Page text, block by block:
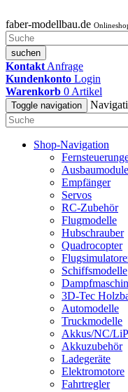
faber-modellbau.de
suchen
Kontakt Anfrage
Kundenkonto Login
Warenkorb 0 Artikel
Toggle navigation
Shop-Navigation
Ausbaumodule
Empfänger
Servos
RC-Zubehör
Flugmodelle
Hubschrauber
Quadrocopter
Schiffsmodelle
3D-Tec
Automodelle
Truckmodelle
Akkus/NC/
Akkuzubehör
Ladegeräte
Elektromotore
Fahrtregler